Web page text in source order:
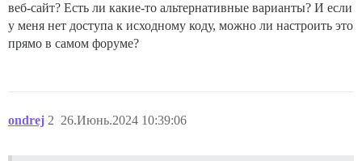
веб-сайт? Есть ли какие-то альтернативные варианты? И если
у меня нет доступа к исходному коду, можно ли настроить это
прямо в самом форуме?
ondrej 26.Июнь.2024 10:39:06
2